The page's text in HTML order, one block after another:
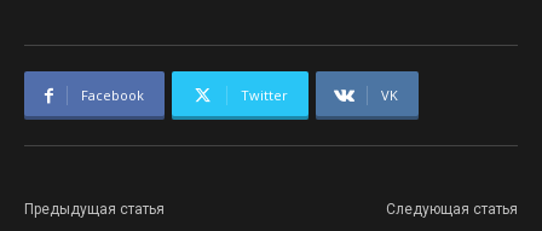
Facebook Twitter VK
Предыдущая статья Следующая статья